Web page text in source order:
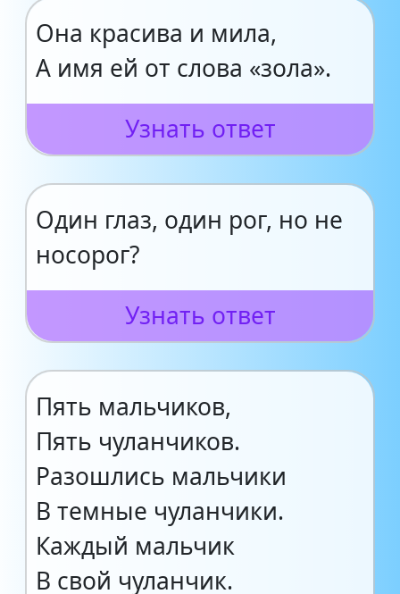
Она красива и мила,
А имя ей от слова «зола».
Узнать ответ
Один глаз, один рог, но не
носорог?
Узнать ответ
Пять мальчиков,
Пять чуланчиков.
Разошлись мальчики
В темные чуланчики.
Каждый мальчик
В свой чуланчик.